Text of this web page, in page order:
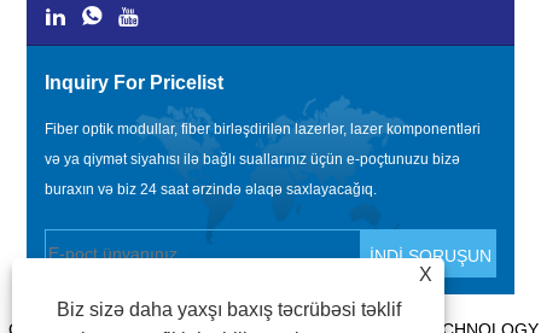
Inquiry For Pricelist
Fiber optik modullar, fiber birləşdirilən lazerlər, lazer komponentləri
və ya qiymət siyahısı ilə bağlı suallarınız üçün e-poçtunuzu bizə
buraxın və biz 24 saat ərzində əlaqə saxlayacağıq.
X
Biz sizə daha yaxşı baxış təcrübəsi təklif